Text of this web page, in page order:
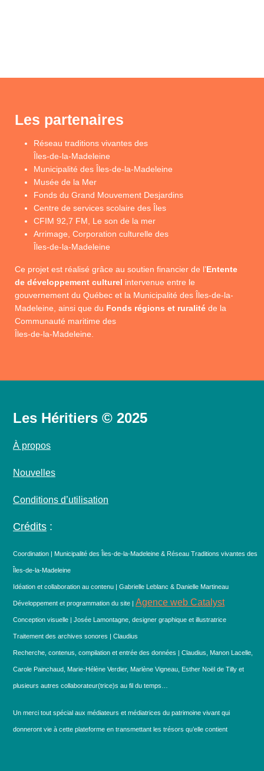
Les partenaires
Réseau traditions vivantes des
Îles-de-la-Madeleine
Municipalité des Îles-de-la-Madeleine
Musée de la Mer
Fonds du Grand Mouvement Desjardins
Centre de services scolaire des Îles
CFIM 92,7 FM, Le son de la mer
Arrimage, Corporation culturelle des
Îles-de-la-Madeleine
Ce projet est réalisé grâce au soutien financier de l’Entente
de développement culturel intervenue entre le
gouvernement du Québec et la Municipalité des Îles-de-la-
Madeleine, ainsi que du Fonds régions et ruralité de la
Communauté maritime des
Îles-de-la-Madeleine.
Les Héritiers © 2025
À propos
Nouvelles
Conditions d’utilisation
Crédits :
Coordination | Municipalité des Îles-de-la-Madeleine & Réseau Traditions vivantes des
Îles-de-la-Madeleine
Idéation et collaboration au contenu | Gabrielle Leblanc & Danielle Martineau
Développement et programmation du site | Agence web Catalyst
Conception visuelle | Josée Lamontagne, designer graphique et illustratrice
Traitement des archives sonores | Claudius
Recherche, contenus, compilation et entrée des données | Claudius, Manon Lacelle,
Carole Painchaud, Marie-Hélène Verdier, Marlène Vigneau, Esther Noël de Tilly et
plusieurs autres collaborateur(trice)s au fil du temps…
Un merci tout spécial aux médiateurs et médiatrices du patrimoine vivant qui
donneront vie à cette plateforme en transmettant les trésors qu’elle contient